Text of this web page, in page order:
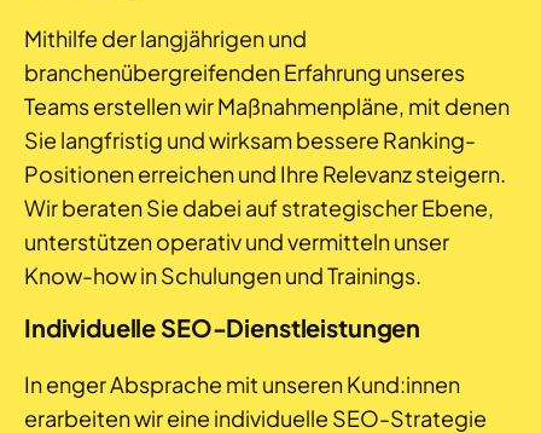
Mithilfe der langjährigen und
branchenübergreifenden Erfahrung unseres
Teams erstellen wir Maßnahmenpläne, mit denen
Sie langfristig und wirksam bessere Ranking-
Positionen erreichen und Ihre Relevanz steigern.
Wir beraten Sie dabei auf strategischer Ebene,
unterstützen operativ und vermitteln unser
Know-how in Schulungen und Trainings.
Individuelle SEO-Dienstleistungen
In enger Absprache mit unseren Kund:innen
erarbeiten wir eine individuelle SEO-Strategie